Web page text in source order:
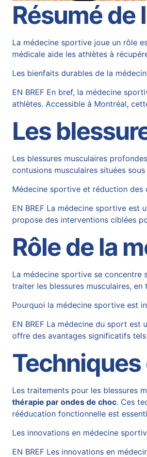
Résumé de
La médecine sportive joue un rôle
médicale aide les athlètes à
Les bienfaits durables de la
EN BREF En bref, la médecine
athlètes. Accessible à Montréal,
Les
Les blessures musculaires
contusions musculaires situées
Médecine sportive et réduction
EN BREF La médecine sportive
propose des interventions ciblées
Rôle de la
La médecine sportive se concentre
traiter les blessures musculaires,
Pourquoi la médecine sportive est
EN BREF La médecine du sport
offre des avantages significatifs
Les traitements pour les blessures
thérapie par ondes de choc. Ces
rééducation fonctionnelle est
Les innovations en médecine
EN BREF Les innovations en